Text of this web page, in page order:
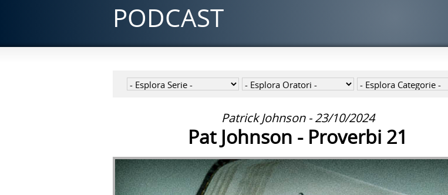
PODCAST
Patrick Johnson - 23/10/2024
Pat Johnson - Proverbi 21